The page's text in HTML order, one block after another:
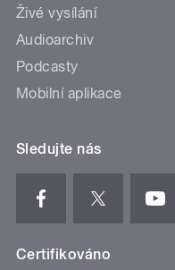
Živé vysílání
Audioarchiv
Podcasty
Mobilní aplikace
Sledujte nás
Certifikováno